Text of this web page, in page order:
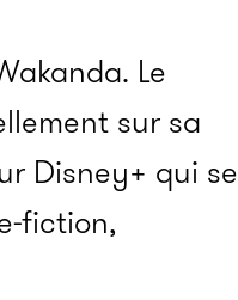
Le
sur sa
Disney+ qui se
fiction,